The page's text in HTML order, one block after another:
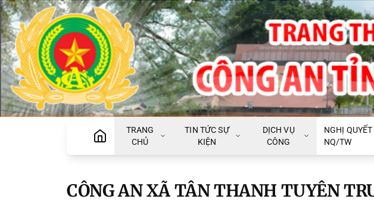
TRANG
CHỦ
TIN TỨC SỰ
KIỆN
DỊCH VỤ
CÔNG
NGHỊ
NQ/TW
CÔNG AN XÃ TÂN THANH TUYÊN